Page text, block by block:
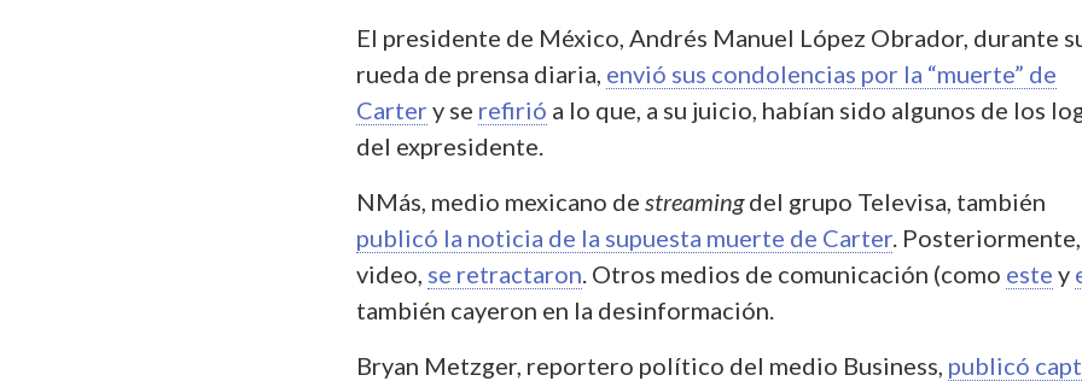
El presidente de México, Andrés Manuel López Obrador, durante
rueda de prensa diaria, envió sus condolencias por la “muerte” de
Carter y se refirió a lo que, a su juicio, habían sido algunos de los
del expresidente.
NMás, medio mexicano de streamingdel grupo Televisa, también
publicó la noticia de la supuesta muerte de Carter .
video, se retractaron . Otros medios de comunicación (como este y
también cayeron en la desinformación.
Bryan Metzger, reportero político del medio Business, publicó